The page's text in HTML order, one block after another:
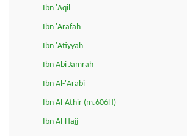
Ibn 'Aqil
Ibn 'Arafah
Ibn 'Atiyyah
Ibn Abi Jamrah
Ibn Al-'Arabi
Ibn Al-Athir (m.606H)
Ibn Al-Hajj